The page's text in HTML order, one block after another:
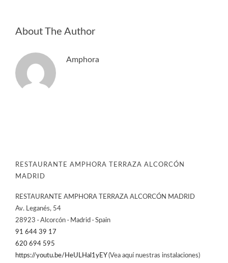
About The Author
Amphora
RESTAURANTE AMPHORA TERRAZA ALCORCÓN
MADRID
RESTAURANTE AMPHORA TERRAZA ALCORCÓN MADRID
Av. Leganés, 54
28923 · Alcorcón · Madrid · Spain
91 644 39 17
620 694 595
https://youtu.be/HeULHal1yEY(Vea aquí nuestras instalaciones)